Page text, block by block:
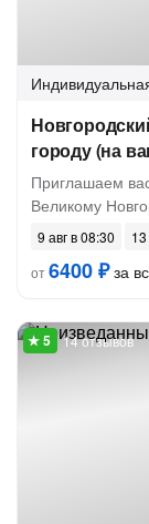
городу (на
Приглашаем
Великому
9 авг в 08:30
от6400 ₽за
14 отзывов